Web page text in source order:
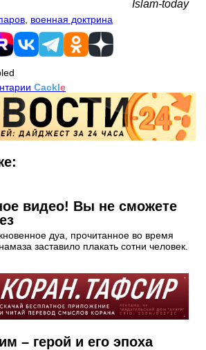
Islam-today
военная доктрина
Cackle
видео! Вы не сможете
дуа, прочитанное во время
заставило плакать сотни человек.
– герой и его эпоха